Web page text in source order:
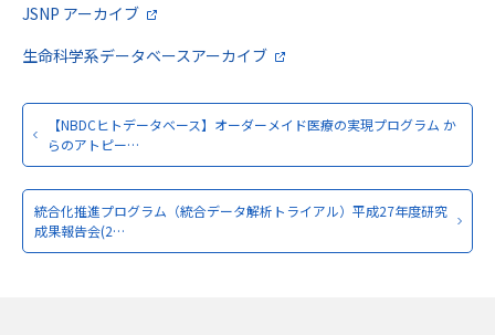
JSNP アーカイブ
生命科学系データベースアーカイブ
【NBDCヒトデータベース】オーダーメイド医療の実現プログラム か
らのアトピー…
統合化推進プログラム（統合データ解析トライアル）平成27年度研究
成果報告会(2…